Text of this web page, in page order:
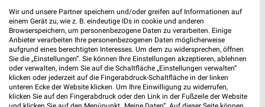
Wir und unsere Partner speichern und/oder greifen auf Informationen auf
einem Gerät zu, wie z. B. eindeutige IDs in cookie und anderen
Browserspeichern, um personenbezogene Daten zu verarbeiten. Einige
Anbieter verarbeiten Ihre personenbezogenen Daten möglicherweise
aufgrund eines berechtigten Interesses. Um dem zu widersprechen, öffnen
Sie die „Einstellungen“. Sie können Ihre Einstellungen akzeptieren, ablehnen
oder verwalten, indem Sie auf die Schaltfläche „Einstellungen verwalten“
klicken oder jederzeit auf die Fingerabdruck-Schaltfläche in der linken
unteren Ecke der Website klicken. Um Ihre Einwilligung zu widerrufen,
klicken Sie auf den Fingerabdruck oder den Link in der Fußzeile der Website